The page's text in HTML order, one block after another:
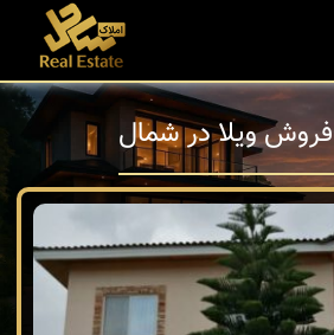
ویلا در شمال